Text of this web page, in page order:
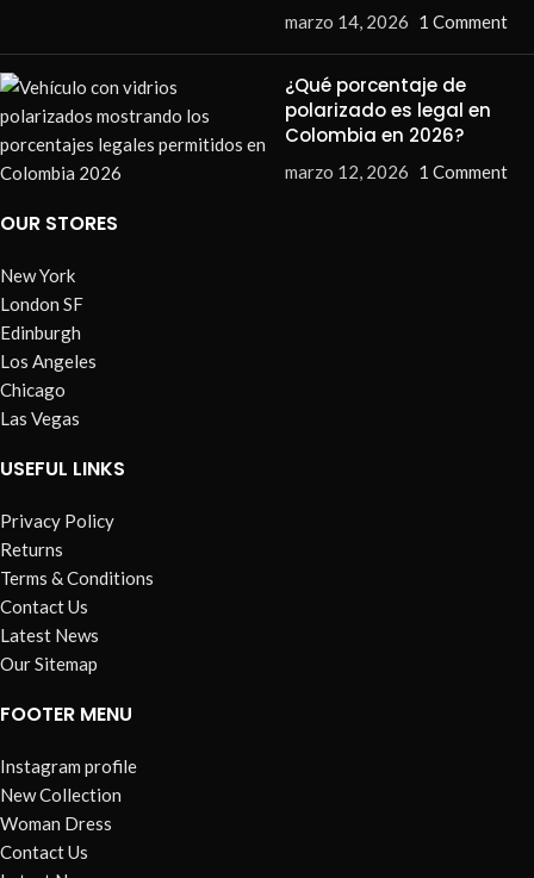
marzo 14, 2026 1 Comment
¿Qué porcentaje de
polarizado es legal en
Colombia en 2026?
marzo 12, 2026 1 Comment
OUR STORES
New York
London SF
Edinburgh
Los Angeles
Chicago
Las Vegas
USEFUL LINKS
Privacy Policy
Returns
Terms & Conditions
Contact Us
Latest News
Our Sitemap
FOOTER MENU
Instagram profile
New Collection
Woman Dress
Contact Us